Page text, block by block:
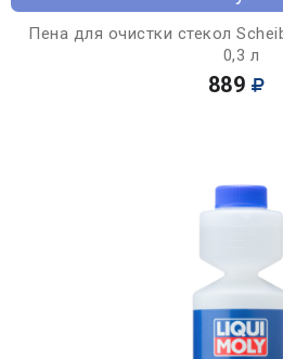
Пена для очистки стекол
0,3 л
889